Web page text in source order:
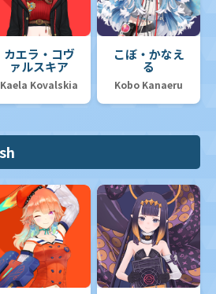
カエラ・コヴ
ァルスキア
Kaela Kovalskia
こぼ・かなえ
る
Kobo Kanaeru